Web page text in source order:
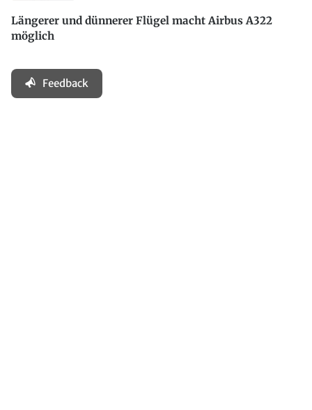
Längerer und dünnerer Flügel macht Airbus A322
möglich
Feedback